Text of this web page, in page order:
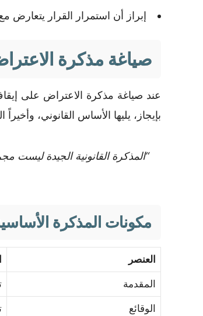
إبراز أن استمرار القرار يتعارض
صياغة مذكرة
عند صياغة مذكرة الاعتراض على
بإيجاز، يليها الأساس القانوني،
“المذكرة القانونية الجيدة ليست
مكونات المذكرة
العنصر
المقدمة
الوقائع